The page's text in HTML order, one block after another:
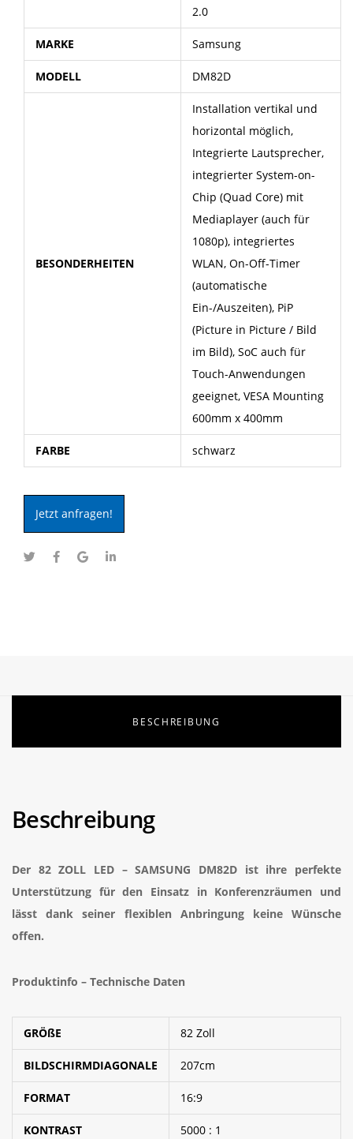
2.0
MARKE Samsung
MODELL DM82D
BESONDERHEITEN
Installation vertikal und
horizontal möglich,
Integrierte Lautsprecher,
integrierter System-on-
Chip (Quad Core) mit
Mediaplayer (auch für
1080p), integriertes
WLAN, On-Off-Timer
(automatische
Ein-/Auszeiten), PiP
(Picture in Picture / Bild
im Bild), SoC auch für
Touch-Anwendungen
geeignet, VESA Mounting
600mm x 400mm
FARBE schwarz
Jetzt anfragen!
BESCHREIBUNG
Beschreibung
Der 82 ZOLL LED – SAMSUNG DM82D ist ihre perfekte
Unterstützung für den Einsatz in Konferenzräumen und
lässt dank seiner flexiblen Anbringung keine Wünsche
offen.
Produktinfo – Technische Daten
GRÖßE 82 Zoll
BILDSCHIRMDIAGONALE 207cm
FORMAT 16:9
KONTRAST 5000 : 1